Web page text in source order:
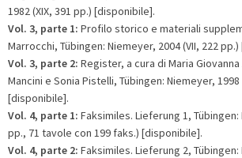
1982 (XIX, 391 pp.) [disponibile].
Vol. 3, parte 1: Profilo storico e materiali
Marrocchi, Tübingen: Niemeyer, 2004 (VII, 222
Vol. 3, parte 2: Register, a cura di Maria
Mancini e Sonia Pistelli, Tübingen: Niemeyer, 1998
[disponibile].
Vol. 4, parte 1: Faksimiles. Lieferung 1, Tübingen:
pp., 71 tavole con 199 faks.) [disponibile].
Vol. 4, parte 2: Faksimiles. Lieferung 2, Tübingen: